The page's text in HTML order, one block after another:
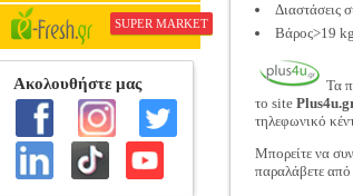
SUPER MARKET
Διαστάσεις
Βάρος>19
Τα
το site
τηλεφωνικό
Μπορείτε να
παραλάβετε